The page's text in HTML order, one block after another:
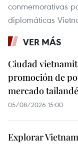
conmemorativas
diplomáticas
VER MÁS
Ciudad
promoción de
mercado
05/08/2026 15:00
Explorar